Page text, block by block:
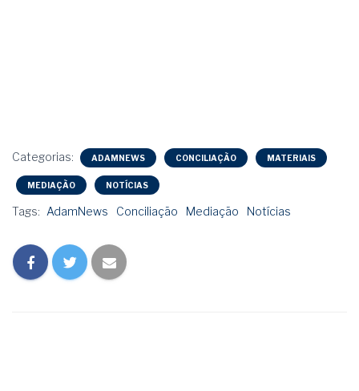
Categorias: ADAMNEWS CONCILIAÇÃO MATERIAIS
MEDIAÇÃO NOTÍCIAS
Tags: AdamNews Conciliação Mediação Notícias